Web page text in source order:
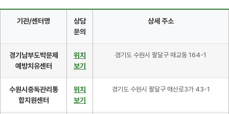
기관/센터명
상담
문의
상세 주소
경기남부도박문제
예방치유센터
위치
보기
경기도 수원시 팔달구 매교동 164-1
수원시중독관리통
합지원센터
위치
보기
경기도 수원시 팔달구 매산로3가 43-1